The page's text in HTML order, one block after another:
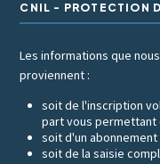
CNIL - PROTECTION
Les informations que
proviennent :
soit de l'inscription
part vous
soit d'un
soit de la saisie